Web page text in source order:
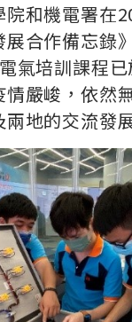
院和機電署在
合作備忘錄
氣培訓課程
嚴峻，依然
地的交流發